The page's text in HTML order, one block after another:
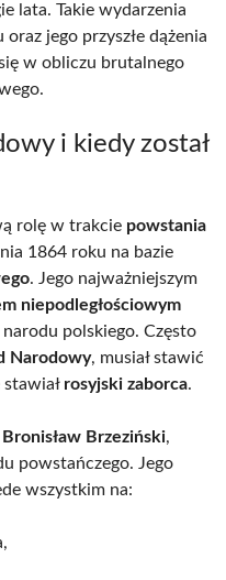
lata. Takie wydarzenia
jego przyszłe dążenia
w obliczu brutalnego
i kiedy został
rolę w trakcie powstania
1864 roku na bazie
. Jego najważniejszym
niepodległościowym
polskiego. Często
Narodowy, musiał stawić
rosyjski zaborca.
Bronisław Brzeziński,
powstańczego. Jego
wszystkim na: